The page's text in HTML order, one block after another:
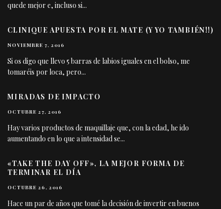
quede mejor e, incluso si...
CLINIQUE APUESTA POR EL MATE (Y YO TAMBIÉN!!)
NOVIEMBRE 7, 2016
Si os digo que llevo 5 barras de labios iguales en el bolso, me
tomaréis por loca, pero...
MIRADAS DE IMPACTO
OCTUBRE 27, 2016
Hay varios productos de maquillaje que, con la edad, he ido
aumentando en lo que a intensidad se...
«TAKE THE DAY OFF», LA MEJOR FORMA DE
TERMINAR EL DÍA
OCTUBRE 26, 2016
Hace un par de años que tomé la decisión de invertir en buenos